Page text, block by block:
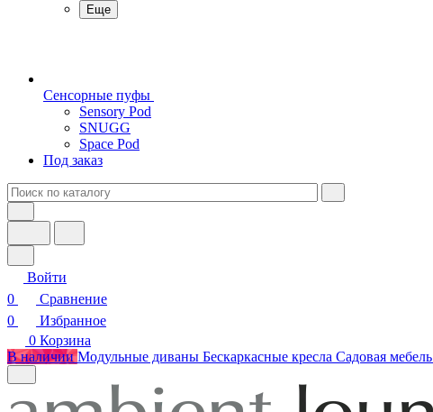
Еще
Сенсорные пуфы
Sensory Pod
SNUGG
Space Pod
Под заказ
Войти
0
Сравнение
0
Избранное
0 Корзина
В наличии Модульные диваны Бескаркасные кресла Садовая мебель